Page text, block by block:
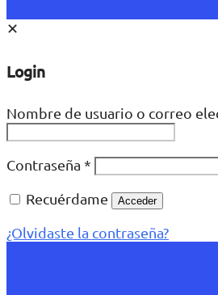
✕
Login
Nombre de usuario o correo
Contraseña *
Recuérdame
Acceder
¿Olvidaste la contraseña?